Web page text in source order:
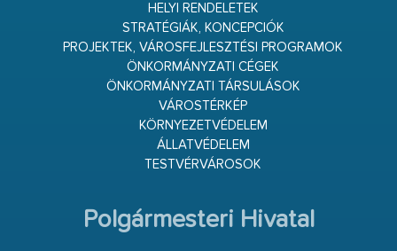
HELYI RENDELETEK
STRATÉGIÁK, KONCEPCIÓK
PROJEKTEK, VÁROSFEJLESZTÉSI PROGRAMOK
ÖNKORMÁNYZATI CÉGEK
ÖNKORMÁNYZATI TÁRSULÁSOK
VÁROSTÉRKÉP
KÖRNYEZETVÉDELEM
ÁLLATVÉDELEM
TESTVÉRVÁROSOK
Polgármesteri Hivatal